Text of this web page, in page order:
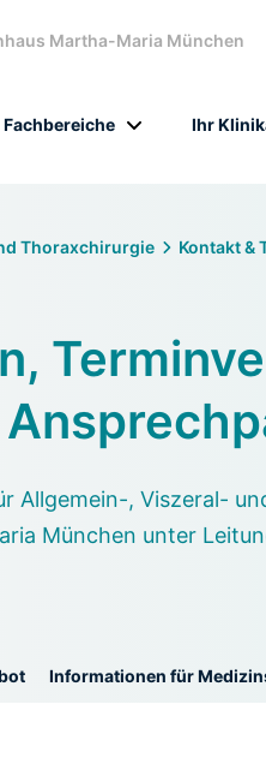
Martha-Maria München
Fachbereiche Ihr
Thoraxchirurgie Kontakt &
Allgemein-, Viszeral-
München unter
Informationen für